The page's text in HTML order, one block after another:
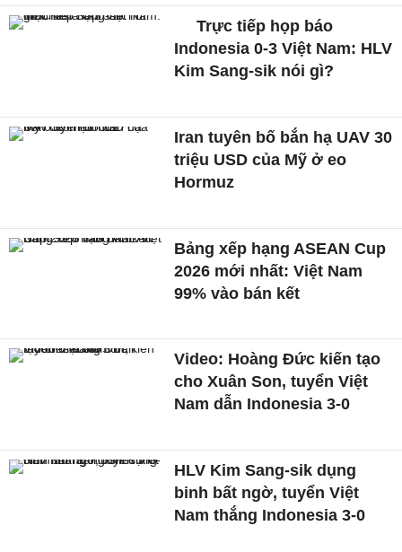
Trực tiếp họp báo
Indonesia 0-3 Việt Nam: HLV
Kim Sang-sik nói gì?
Iran tuyên bố bắn hạ UAV 30
triệu USD của Mỹ ở eo
Hormuz
Bảng xếp hạng ASEAN Cup
2026 mới nhất: Việt Nam
99% vào bán kết
Video: Hoàng Đức kiến tạo
cho Xuân Son, tuyển Việt
Nam dẫn Indonesia 3-0
HLV Kim Sang-sik dụng
binh bất ngờ, tuyển Việt
Nam thắng Indonesia 3-0